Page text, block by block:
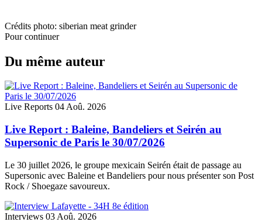
Crédits photo: siberian meat grinder
Pour continuer
Du même auteur
Live Reports 04 Aoû. 2026
Live Report : Baleine, Bandeliers et Seirén au
Supersonic de Paris le 30/07/2026
Le 30 juillet 2026, le groupe mexicain Seirén était de passage au
Supersonic avec Baleine et Bandeliers pour nous présenter son Post
Rock / Shoegaze savoureux.
Interviews 03 Aoû. 2026